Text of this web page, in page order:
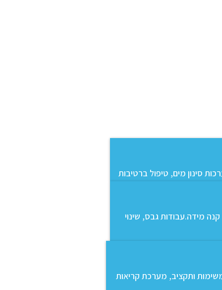
סינון מים, טיפול ברטיבות
מידה.עבודות גבס, שינוי
ותקציב, מערכת קריאות